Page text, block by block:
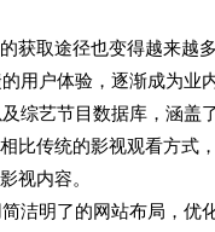
获取途径也变得越来
用户体验，逐渐成为业
综艺节目数据库，涵
比传统的影视观看方式
视内容。
洁明了的网站布局，